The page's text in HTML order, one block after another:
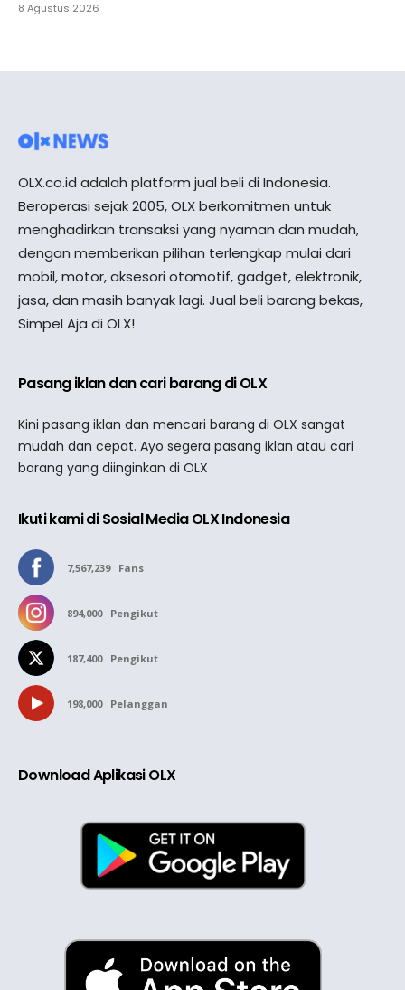
8 Agustus 2026
OLX.co.id adalah platform jual beli di Indonesia.
Beroperasi sejak 2005, OLX berkomitmen untuk
menghadirkan transaksi yang nyaman dan mudah,
dengan memberikan pilihan terlengkap mulai dari
mobil, motor, aksesori otomotif, gadget, elektronik,
jasa, dan masih banyak lagi. Jual beli barang bekas,
Simpel Aja di OLX!
Pasang iklan dan cari barang di OLX
Kini pasang iklan dan mencari barang di OLX sangat
mudah dan cepat. Ayo segera pasang iklan atau cari
barang yang diinginkan di OLX
Ikuti kami di Sosial Media OLX Indonesia
7,567,239 Fans
894,000 Pengikut
187,400 Pengikut
198,000 Pelanggan
Download Aplikasi OLX